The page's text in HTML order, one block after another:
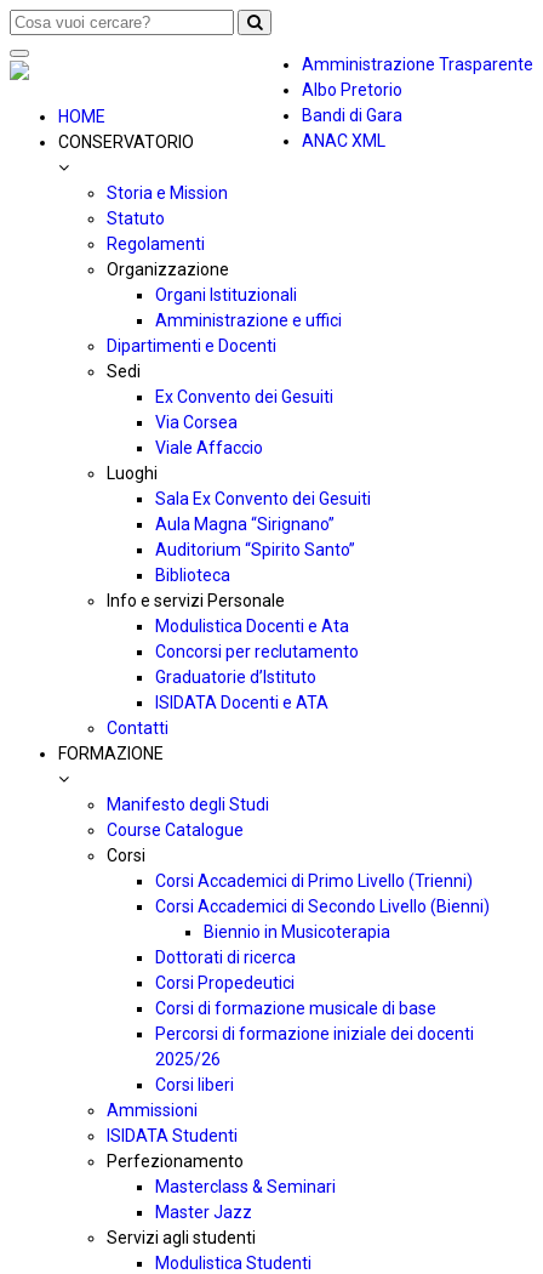
Amministrazione Trasparente
Albo Pretorio
Bandi di Gara
ANAC XML
Toggle
navigation
HOME
CONSERVATORIO
Storia e Mission
Statuto
Regolamenti
Organizzazione
Organi Istituzionali
Amministrazione e uffici
Dipartimenti e Docenti
Sedi
Ex Convento dei Gesuiti
Via Corsea
Viale Affaccio
Luoghi
Sala Ex Convento dei Gesuiti
Aula Magna “Sirignano”
Auditorium “Spirito Santo”
Biblioteca
Info e servizi Personale
Modulistica Docenti e Ata
Concorsi per reclutamento
Graduatorie d’Istituto
ISIDATA Docenti e ATA
Contatti
FORMAZIONE
Manifesto degli Studi
Course Catalogue
Corsi
Corsi Accademici di Primo Livello (Trienni)
Corsi Accademici di Secondo Livello (Bienni)
Biennio in Musicoterapia
Dottorati di ricerca
Corsi Propedeutici
Corsi di formazione musicale di base
Percorsi di formazione iniziale dei docenti
2025/26
Corsi liberi
Ammissioni
ISIDATA Studenti
Perfezionamento
Masterclass & Seminari
Master Jazz
Servizi agli studenti
Modulistica Studenti